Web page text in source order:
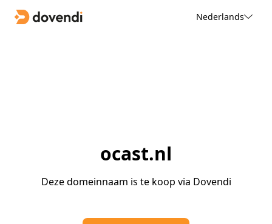
Nederlands
ocast.nl
Deze domeinnaam is te koop via Dovendi